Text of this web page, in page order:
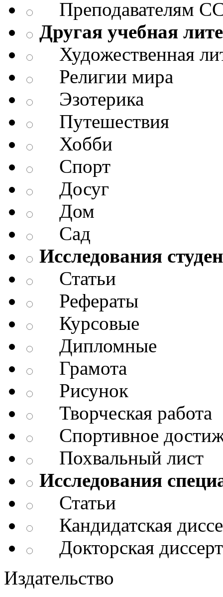
Преподавателям
Другая учебная
Художественная
Религии мира
Эзотерика
Путешествия
Хобби
Спорт
Досуг
Дом
Сад
Исследования
Статьи
Рефераты
Курсовые
Дипломные
Грамота
Рисунок
Творческая работа
Спортивное
Похвальный лист
Исследования
Статьи
Кандидатская
Докторская
Издательство